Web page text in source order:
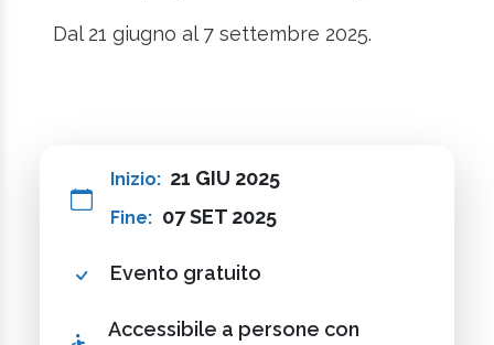
Dal 21 giugno al 7 settembre 2025.
Inizio: 21 GIU 2025
Fine: 07 SET 2025
Evento gratuito
Accessibile a persone con